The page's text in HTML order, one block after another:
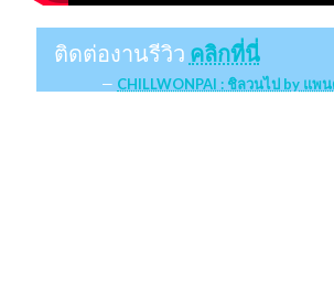
ติดต่องานรีวิว คลิกที่นี่
CHILLWONPAI : ชิลวนไป by แพ